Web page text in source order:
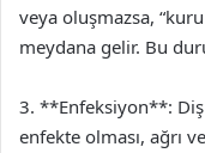
veya oluşmazsa,
meydana gelir. Bu
3. **Enfeksiyon**: Diş
enfekte olması, ağrı